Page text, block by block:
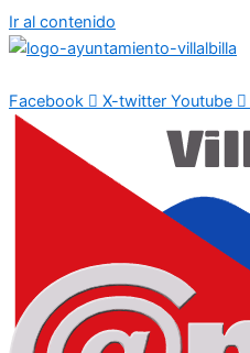
Ir al contenido
Facebook X-twitter Youtube